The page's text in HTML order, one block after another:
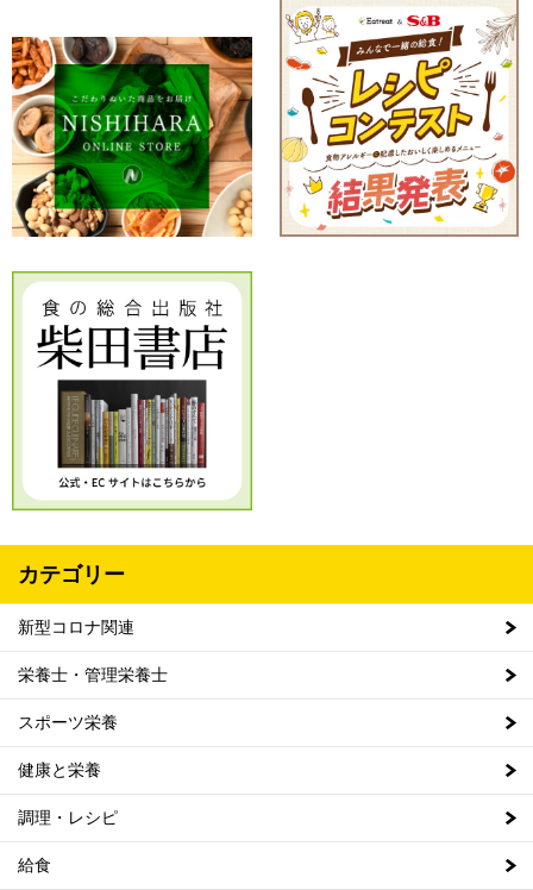
カテゴリー
新型コロナ関連
栄養士・管理栄養士
スポーツ栄養
健康と栄養
調理・レシピ
給食